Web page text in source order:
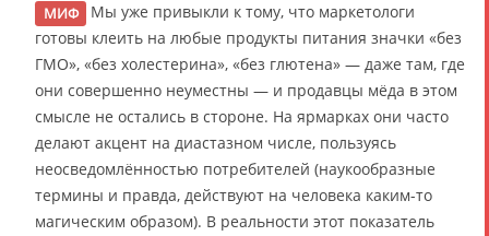
МИФ
Мы уже привыкли к тому, что маркетологи
готовы клеить на любые продукты питания значки «без
ГМО», «без холестерина», «без глютена» — даже там, где
они совершенно неуместны — и продавцы мёда в этом
смысле не остались в стороне. На ярмарках они часто
делают акцент на диастазном числе, пользуясь
неосведомлённостью потребителей (наукообразные
термины и правда, действуют на человека каким-то
магическим образом). В реальности этот показатель